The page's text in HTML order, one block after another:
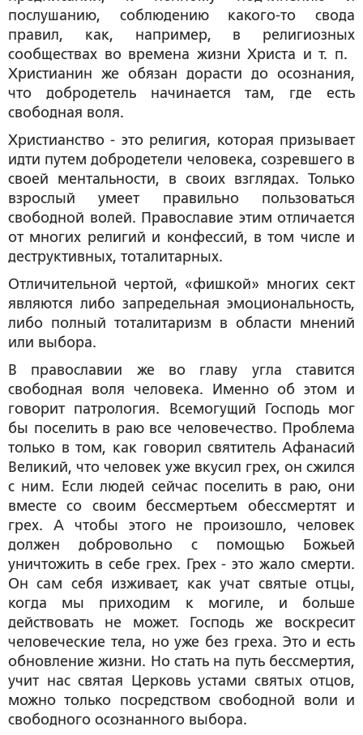
послушанию, соблюдению какого-то свода
правил, как, например, в религиозных
сообществах во времена жизни Христа и т. п.
Христианин же обязан дорасти до осознания,
что добродетель начинается там, где есть
свободная воля.
Христианство - это религия, которая призывает
идти путем добродетели человека, созревшего в
своей ментальности, в своих взглядах. Только
взрослый умеет правильно пользоваться
свободной волей. Православие этим отличается
от многих религий и конфессий, в том числе и
деструктивных, тоталитарных.
Отличительной чертой, «фишкой» многих сект
являются либо запредельная эмоциональность,
либо полный тоталитаризм в области мнений
или выбора.
В православии же во главу угла ставится
свободная воля человека. Именно об этом и
говорит патрология. Всемогущий Господь мог
бы поселить в раю все человечество. Проблема
только в том, как говорил святитель Афанасий
Великий, что человек уже вкусил грех, он сжился
с ним. Если людей сейчас поселить в раю, они
вместе со своим бессмертьем обессмертят и
грех. А чтобы этого не произошло, человек
должен добровольно с помощью Божьей
уничтожить в себе грех. Грех - это жало смерти.
Он сам себя изживает, как учат святые отцы,
когда мы приходим к могиле, и больше
действовать не может. Господь же воскресит
человеческие тела, но уже без греха. Это и есть
обновление жизни. Но стать на путь бессмертия,
учит нас святая Церковь устами святых отцов,
можно только посредством свободной воли и
свободного осознанного выбора.